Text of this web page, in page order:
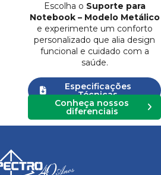
Escolha o Suporte para
Notebook – Modelo Metálico
e experimente um conforto
personalizado que alia design
funcional e cuidado com a
saúde.
Especificações
Técnicas
Conheça nossos
diferenciais